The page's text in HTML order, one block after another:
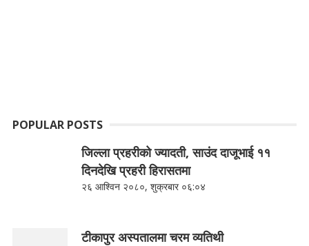
POPULAR POSTS
जिल्ला प्रहरीको ज्यादती, साउंद दाजूभाई ११
दिनदेखि प्रहरी हिरासतमा
२६ आश्विन २०८०, शुक्रबार ०६:०४
टीकापुर अस्पतालमा चरम व्यतिथी